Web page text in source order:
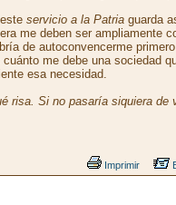
servicio a la Patria guarda
me deben ser ampliamente
de autoconvencerme
me debe una sociedad
esa necesidad.
risa. Si no pasaría siquiera de
Imprimir